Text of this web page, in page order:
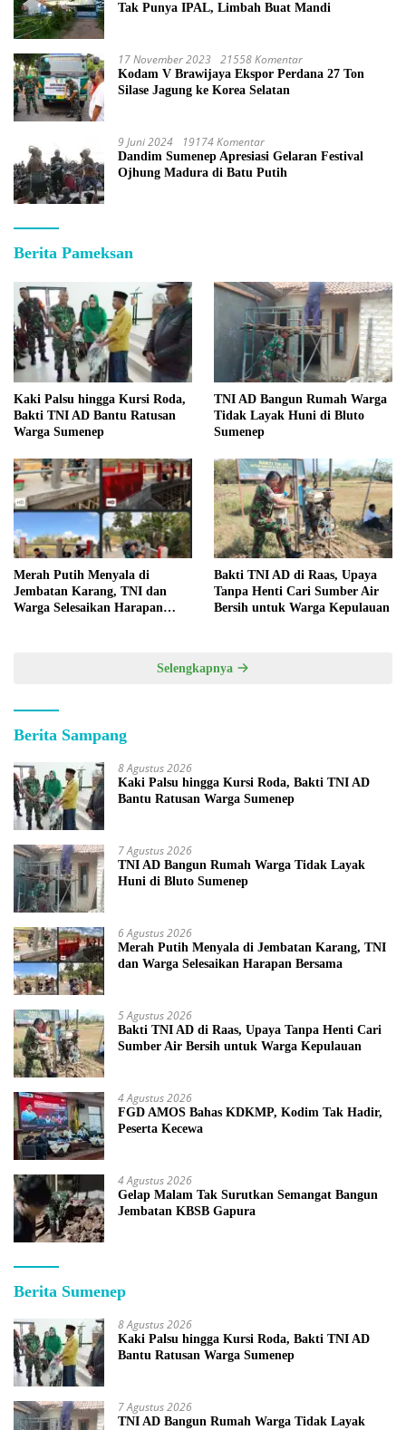
Tak Punya IPAL, Limbah Buat Mandi
17 November 2023 21558 Komentar
Kodam V Brawijaya Ekspor Perdana 27 Ton
Silase Jagung ke Korea Selatan
9 Juni 2024 19174 Komentar
Dandim Sumenep Apresiasi Gelaran Festival
Ojhung Madura di Batu Putih
Berita Pameksan
Kaki Palsu hingga Kursi Roda,
Bakti TNI AD Bantu Ratusan
Warga Sumenep
TNI AD Bangun Rumah Warga
Tidak Layak Huni di Bluto
Sumenep
Merah Putih Menyala di
Jembatan Karang, TNI dan
Warga Selesaikan Harapan
Bakti TNI AD di Raas, Upaya
Tanpa Henti Cari Sumber Air
Bersih untuk Warga Kepulauan
Selengkapnya
Berita Sampang
8 Agustus 2026
Kaki Palsu hingga Kursi Roda, Bakti TNI AD
Bantu Ratusan Warga Sumenep
7 Agustus 2026
TNI AD Bangun Rumah Warga Tidak Layak
Huni di Bluto Sumenep
6 Agustus 2026
Merah Putih Menyala di Jembatan Karang, TNI
dan Warga Selesaikan Harapan Bersama
5 Agustus 2026
Bakti TNI AD di Raas, Upaya Tanpa Henti Cari
Sumber Air Bersih untuk Warga Kepulauan
4 Agustus 2026
FGD AMOS Bahas KDKMP, Kodim Tak Hadir,
Peserta Kecewa
4 Agustus 2026
Gelap Malam Tak Surutkan Semangat Bangun
Jembatan KBSB Gapura
Berita Sumenep
8 Agustus 2026
Kaki Palsu hingga Kursi Roda, Bakti TNI AD
Bantu Ratusan Warga Sumenep
7 Agustus 2026
TNI AD Bangun Rumah Warga Tidak Layak